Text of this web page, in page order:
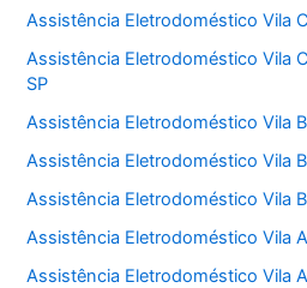
Assistência Eletrodoméstico Vila
Assistência Eletrodoméstico Vila
SP
Assistência Eletrodoméstico Vila
Assistência Eletrodoméstico Vila
Assistência Eletrodoméstico Vila
Assistência Eletrodoméstico Vila
Assistência Eletrodoméstico Vila